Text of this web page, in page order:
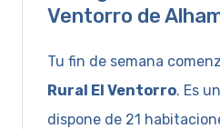
Ventorro de
Tu fin de semana
Rural El Ventorro. Es
dispone de 21